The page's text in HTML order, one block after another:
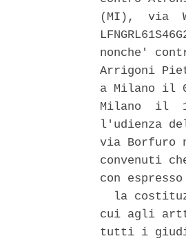
(MI),  via
nonche'
Arrigoni
a Milano il
Milano  il
l'udienza
via
convenuti
con
la
cui agli
tutti i